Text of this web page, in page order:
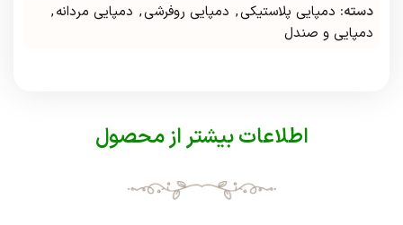
دسته: دمپایی پلاستیکی, دمپایی روفرشی, دمپایی مردانه,
دمپایی و صندل
اطلاعات بیشتر از محصول